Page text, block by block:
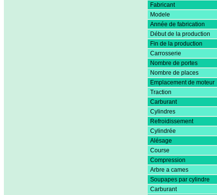
Fabricant
Modele
Année de fabrication
Début de la production
Fin de la production
Carrosserie
Nombre de portes
Nombre de places
Emplacement de moteur
Traction
Carburant
Cylindres
Refroidissement
Cylindrée
Alésage
Course
Compression
Arbre a cames
Soupapes par cylindre
Carburant